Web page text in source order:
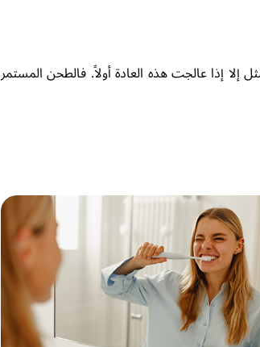
إذا عالجت هذه العادة أولاً. فالطحن المستمر